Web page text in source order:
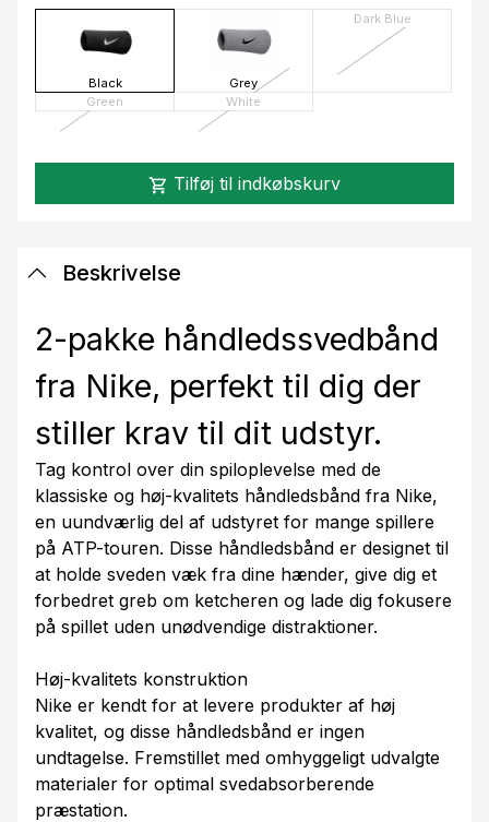
Black Grey
Dark Blue
Green White
shopping_cart Tilføj til indkøbskurv
Beskrivelse
2-pakke håndledssvedbånd
fra Nike, perfekt til dig der
stiller krav til dit udstyr.
Tag kontrol over din spiloplevelse med de
klassiske og høj-kvalitets håndledsbånd fra Nike,
en uundværlig del af udstyret for mange spillere
på ATP-touren. Disse håndledsbånd er designet til
at holde sveden væk fra dine hænder, give dig et
forbedret greb om ketcheren og lade dig fokusere
på spillet uden unødvendige distraktioner.
Høj-kvalitets konstruktion
Nike er kendt for at levere produkter af høj
kvalitet, og disse håndledsbånd er ingen
undtagelse. Fremstillet med omhyggeligt udvalgte
materialer for optimal svedabsorberende
præstation.